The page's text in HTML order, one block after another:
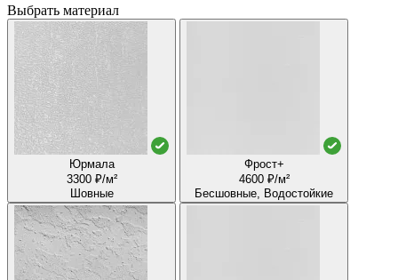
Выбрать материал
Юрмала
3300 ₽/м²
Шовные
Фрост+
4600 ₽/м²
Бесшовные, Водостойкие